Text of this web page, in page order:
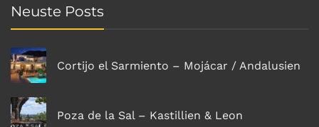
Neuste Posts
Cortijo el Sarmiento – Mojácar / Andalusien
Poza de la Sal – Kastillien & Leon